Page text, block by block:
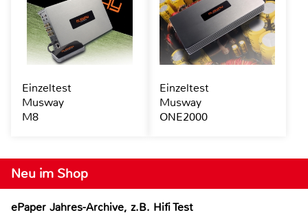
Neu im Shop
ePaper Jahres-Archive, z.B. Hifi Test
Einzeltest
Musway
M8
Einzeltest
Musway
ONE2000